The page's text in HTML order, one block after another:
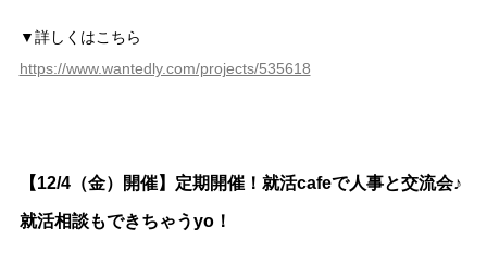
▼詳しくはこちら
https://www.wantedly.com/projects/535618
【12/4（金）開催】定期開催！就活cafeで人事と交流会♪
就活相談もできちゃうyo！